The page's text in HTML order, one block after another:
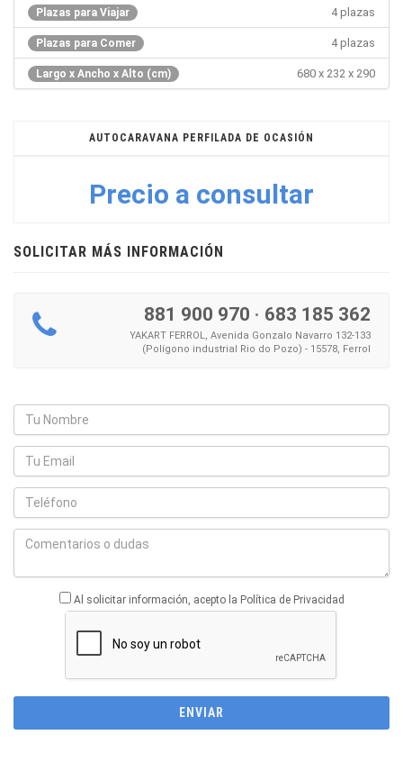
Plazas para Viajar 4 plazas
Plazas para Comer 4 plazas
Largo x Ancho x Alto (cm) 680 x 232 x 290
AUTOCARAVANA PERFILADA DE OCASIÓN
Precio a consultar
SOLICITAR MÁS INFORMACIÓN
881 900 970 · 683 185 362
YAKART FERROL, Avenida Gonzalo Navarro 132-133
(Polígono industrial Rio do Pozo) - 15578, Ferrol
Al solicitar información, acepto la Política de Privacidad